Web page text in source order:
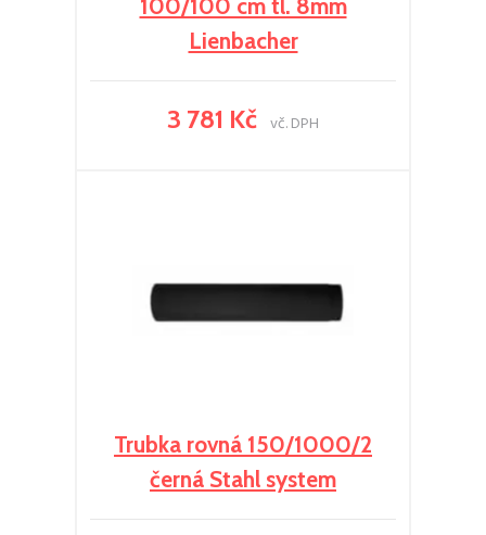
100/100 cm tl. 8mm
Lienbacher
3 781 Kč vč. DPH
Trubka rovná 150/1000/2
černá Stahl system